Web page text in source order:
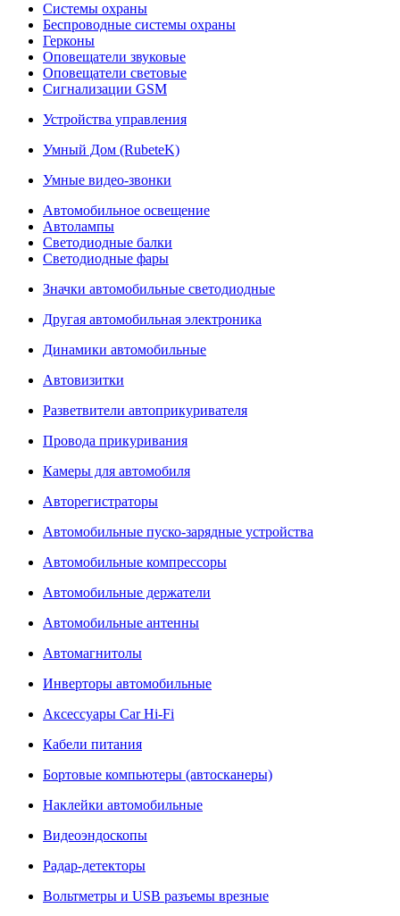
Системы охраны
Беспроводные системы охраны
Герконы
Оповещатели звуковые
Оповещатели световые
Сигнализации GSM
Устройства управления
Умный Дом (RubeteK)
Умные видео-звонки
Автомобильное освещение
Автолампы
Светодиодные балки
Светодиодные фары
Значки автомобильные светодиодные
Другая автомобильная электроника
Динамики автомобильные
Автовизитки
Разветвители автоприкуривателя
Провода прикуривания
Камеры для автомобиля
Авторегистраторы
Автомобильные пуско-зарядные устройства
Автомобильные компрессоры
Автомобильные держатели
Автомобильные антенны
Автомагнитолы
Инверторы автомобильные
Аксессуары Car Hi-Fi
Кабели питания
Бортовые компьютеры (автосканеры)
Наклейки автомобильные
Видеоэндоскопы
Радар-детекторы
Вольтметры и USB разъемы врезные